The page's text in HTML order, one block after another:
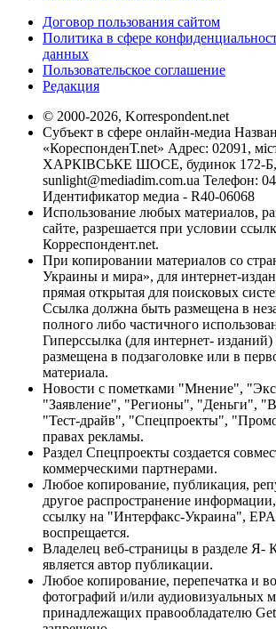
Договор пользования сайтом
Политика в сфере
данных
Пользовательское соглашение
Редакция
© 2000-2026, Korrespondent.net
Субъект в сфере онлайн-медиа
«КореспонденТ.net» Адрес: 02091,
ХАРКІВСЬКЕ ШОСЕ, будинок 172-Б,
sunlight@mediadim.com.ua Телефон:
Идентификатор медиа - R40-06068
Использование любых материалов,
сайте, разрешается при условии
Корреспондент.net.
При копировании материалов со
Украины и мира», для интернет-
прямая открытая для поисковых
Ссылка должна быть размещена в
полного либо частичного
Гиперссылка (для интернет-
размещена в подзаголовке или в
материала.
Новости с пометками "Мнение",
"Заявление", "Регионы", "Деньги",
"Тест-драйв", "Спецпроекты",
правах рекламы.
Раздел Спецпроекты создается
коммерческими партнерами.
Любое копирование, публикация,
другое распространение
ссылку на "Интерфакс-Украина",
воспрещается.
Владелец веб-страницы в разделе Я-
является автор публикации.
Любое копирование, перепечатка и
фотографий и/или аудиовизуальных
принадлежащих правообладателю